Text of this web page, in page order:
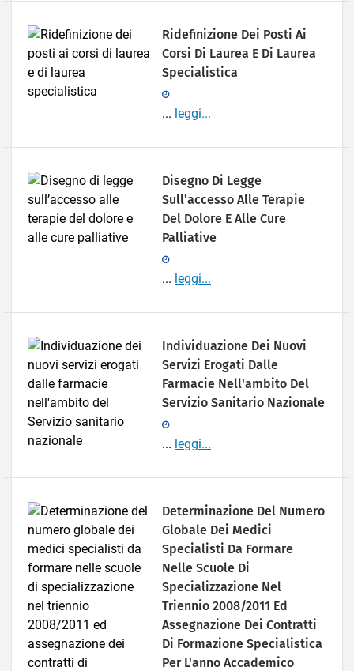
Ridefinizione Dei Posti Ai
Corsi Di Laurea E Di Laurea
Specialistica
... leggi...
Disegno Di Legge
Sull’accesso Alle Terapie
Del Dolore E Alle Cure
Palliative
... leggi...
Individuazione Dei Nuovi
Servizi Erogati Dalle
Farmacie Nell'ambito Del
Servizio Sanitario Nazionale
... leggi...
Determinazione Del Numero
Globale Dei Medici
Specialisti Da Formare
Nelle Scuole Di
Specializzazione Nel
Triennio 2008/2011 Ed
Assegnazione Dei Contratti
Di Formazione Specialistica
Per L'anno Accademico